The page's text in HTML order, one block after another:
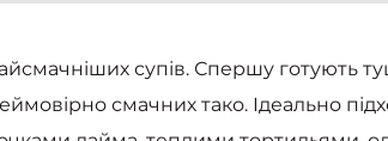
супів. Спершу готують
смачних тако. Ідеально